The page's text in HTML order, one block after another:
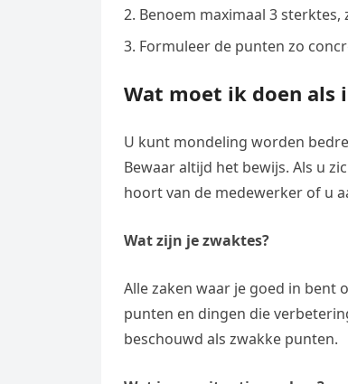
Benoem maximaal 3
Formuleer de punten zo
Wat moet ik doen als
U kunt mondeling worden
Bewaar altijd het bewijs. Als u
hoort van de medewerker of u
Wat zijn je zwaktes?
Alle zaken waar je goed in bent
punten en dingen die
beschouwd als zwakke punten.